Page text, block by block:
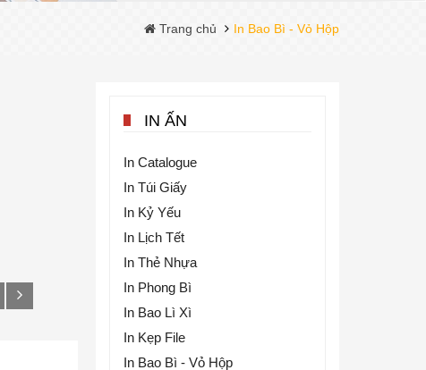
Trang chủ In Bao Bì - Vỏ Hộp
IN ẤN
In Catalogue
In Túi Giấy
In Kỷ Yếu
In Lịch Tết
In Thẻ Nhựa
In Phong Bì
In Bao Lì Xì
In Kẹp File
In Bao Bì - Vỏ Hộp